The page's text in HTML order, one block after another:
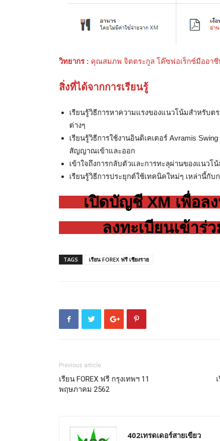
วิทยากร : คุณสมภพ จิตตระกูล โค๊ซฟอเร็กซ์มืออา
สิ่งที่ได้จากการเรียนรู้
เรียนรู้วิธีการหาความแรงของแนวโน้มสำหรับต
ต่างๆ
เรียนรู้วิธีการใช้งานอินดิเคเตอร์ Avramis Swing
สัญญาณเข้าและออก
เข้าใจถึงการกลับตัวและการทะลุผ่านของแนวโ
เรียนรู้วิธีการประยุกต์ใช้เทคนิคใหม่ๆ เหล่านี้กับ
เปิดบัญชี XM เพื่อล
ลงทะเบียนเข้าร่
TAGS เรียน FOREX ฟรี เชียงราย
Previous article
เรียน FOREX ฟรี กรุงเทพฯ 11
พฤษภาคม 2562
402เทรดเดอร์สายเขียว